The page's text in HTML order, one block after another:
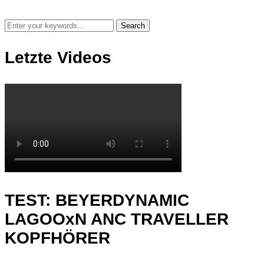
Letzte Videos
TEST: BEYERDYNAMIC
LAGOOxN ANC TRAVELLER
KOPFHÖRER